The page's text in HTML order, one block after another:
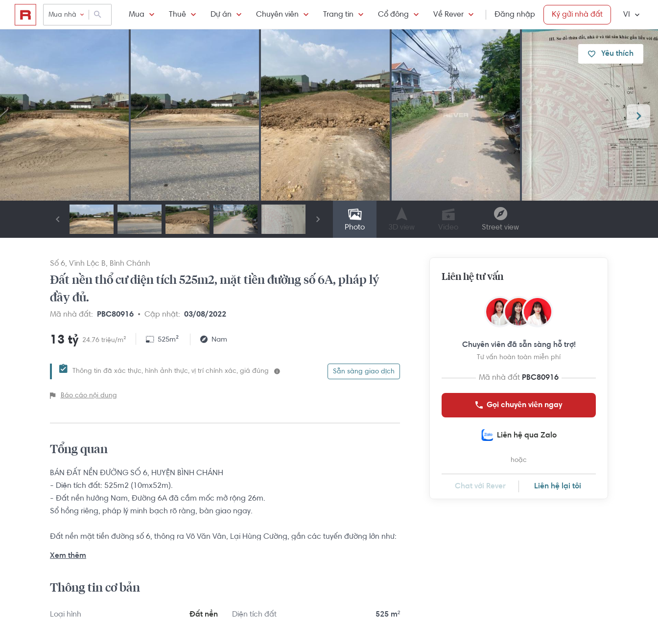
Mua nhà Mua Thuê Dự án Chuyên viên Trang tin Cổ đông Về Rever Đăng nhập Ký gửi nhà đất VI
Yêu thích
Photo 3D view Video Street view
Số 6 Vĩnh Lộc B Bình Chánh
Đất nền thổ cư diện tích 525m2, mặt tiền đường số 6A, pháp lý
đầy đủ.
Mã nhà đất: PBC80916 Cập nhật: 03/08/2022
13 tỷ 24.76 triệu/m² 525m² Nam
Thông tin đã xác thực, hình ảnh thực, vị trí chính xác, giá đúng Sẵn sàng giao dịch
Báo cáo nội dung
Tổng quan
BÁN ĐẤT NỀN ĐƯỜNG SỐ 6, HUYỆN BÌNH CHÁNH
- Diện tích đất: 525m2 (10mx52m).
- Đất nền hướng Nam, Đường 6A đã cắm mốc mở rộng 26m.
Sổ hồng riêng, pháp lý minh bạch rõ ràng, bàn giao ngay.
Đất nền mặt tiền đường số 6, thông ra Võ Văn Vân, Lại Hùng Cường, gần các tuyến đường lớn như:
Xem thêm
Thông tin cơ bản
Loại hình Đất nền Diện tích đất 525 m²
Liên hệ tư vấn
Chuyên viên đã sẵn sàng hỗ trợ!
Tư vấn hoàn toàn miễn phí
Mã nhà đất PBC80916
Gọi chuyên viên ngay
Liên hệ qua Zalo
hoặc
Chat với Rever Liên hệ lại tôi